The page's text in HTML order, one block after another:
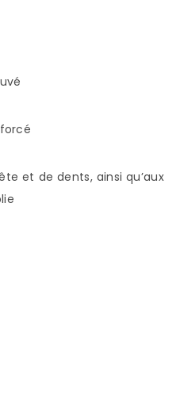
et de dents, ainsi qu’aux